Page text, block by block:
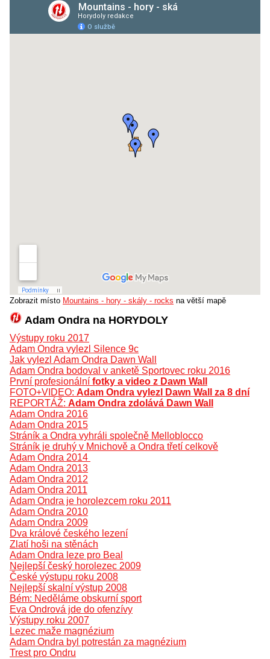
Zobrazit místo Mountains - hory - skály - rocks na větší mapě
Adam Ondra na HORYDOLY
Výstupy roku 2017
Adam Ondra vylezl Silence 9c
Jak vylezl Adam Ondra Dawn Wall
Adam Ondra bodoval v anketě Sportovec roku 2016
První profesionální fotky a video z Dawn Wall
FOTO+VIDEO: Adam Ondra vylezl Dawn Wall za 8 dní
REPORTÁŽ: Adam Ondra zdolává Dawn Wall
Adam Ondra 2016
Adam Ondra 2015
Stráník a Ondra vyhráli společně Melloblocco
Stráník je druhý v Mnichově a Ondra třetí celkově
Adam Ondra 2014
Adam Ondra 2013
Adam Ondra 2012
Adam Ondra 2011
Adam Ondra je horolezcem roku 2011
Adam Ondra 2010
Adam Ondra 2009
Dva králové českého lezení
Zlatí hoši na stěnách
Adam Ondra leze pro Beal
Nejlepší český horolezec 2009
České výstupu roku 2008
Nejlepší skalní výstup 2008
Bém: Neděláme obskurní sport
Eva Ondrová jde do ofenzívy
Výstupy roku 2007
Lezec maže magnézium
Adam Ondra byl potrestán za magnézium
Trest pro Ondru